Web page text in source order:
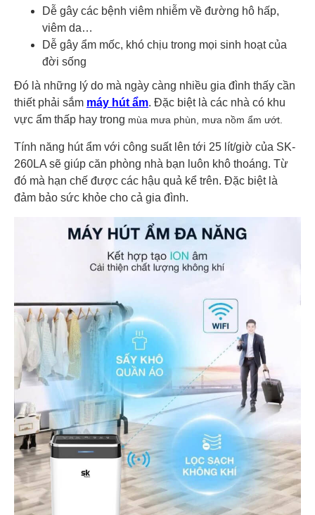
Dễ gây các bệnh viêm nhiễm về đường hô hấp,
viêm da…
Dễ gây ẩm mốc, khó chịu trong mọi sinh hoạt của
đời sống
Đó là những lý do mà ngày càng nhiều gia đình thấy cần
thiết phải sắm máy hút ẩm. Đặc biệt là các nhà có khu
vực ẩm thấp hay trong mùa mưa phùn, mưa nồm ẩm ướt.
Tính năng hút ẩm với công suất lên tới 25 lít/giờ của SK-
260LA sẽ giúp căn phòng nhà bạn luôn khô thoáng. Từ
đó mà hạn chế được các hậu quả kể trên. Đặc biệt là
đảm bảo sức khỏe cho cả gia đình.